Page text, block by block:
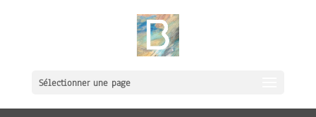
Sélectionner une page